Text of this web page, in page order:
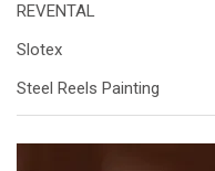
REVENTAL
Slotex
Steel Reels Painting